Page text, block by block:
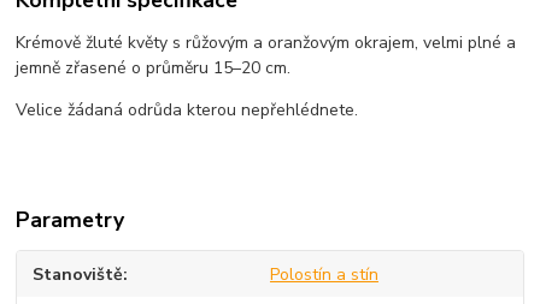
Krémově žluté květy s růžovým a oranžovým okrajem, velmi plné a
jemně zřasené o průměru 15–20 cm.
Velice žádaná odrůda kterou nepřehlédnete.
Parametry
Stanoviště Polostín a stín